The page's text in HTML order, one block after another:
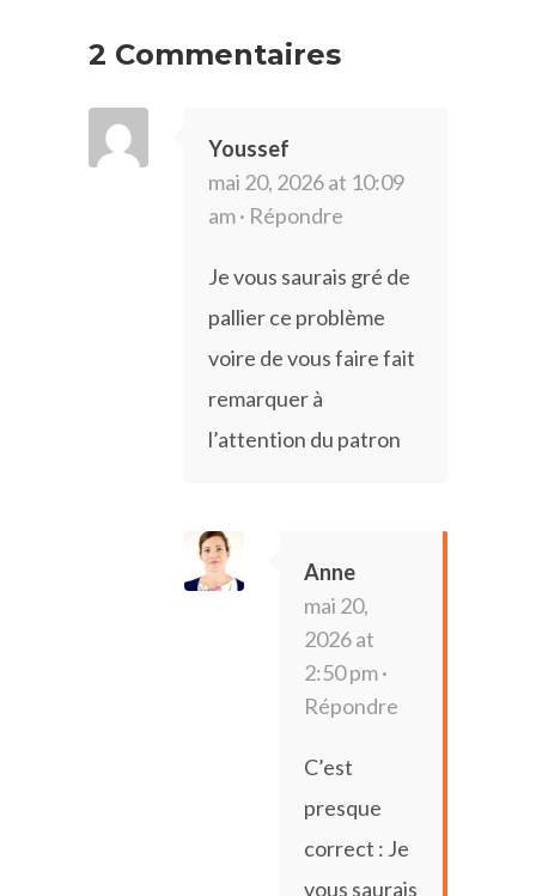
2 Commentaires
Youssef
mai 20, 2026 at 10:09
am · Répondre
Je vous saurais gré de
pallier ce problème
voire de vous faire fait
remarquer à
l’attention du patron
Anne
mai 20,
2026 at
2:50 pm ·
Répondre
C’est
presque
correct : Je
vous saurais